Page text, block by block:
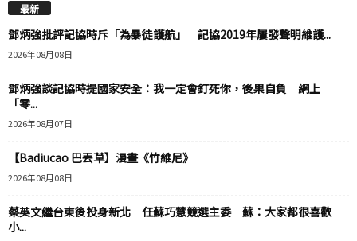
最新
鄧炳強批評記協時斥「為暴徒護航」 記協2019年屢發聲明維護...
2026年08月08日
鄧炳強談記協時提國家安全：我一定會釘死你，後果自負 網上
「零...
2026年08月07日
【Badiucao 巴丟草】漫畫《竹維尼》
2026年08月08日
蔡英文繼台東後投身新北 任蘇巧慧競選主委 蘇：大家都很喜歡
小...